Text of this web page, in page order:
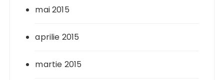
mai 2015
aprilie 2015
martie 2015